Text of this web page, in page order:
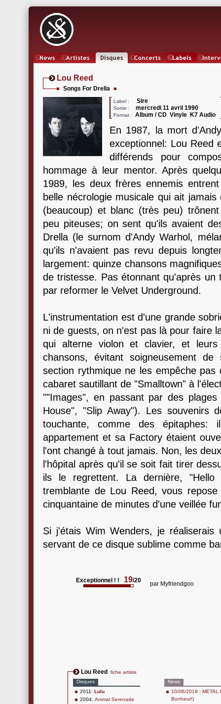
Lou Reed
Songs For Drella
Label : Sire
Sortie : mercredi 11 avril 1990
Format : Album / CD Vinyle K7 Audio
En 1987, la mort
exceptionnel: Lou Reed
différends pour
hommage à leur mentor. Après
1989, les deux frères ennemis
belle nécrologie musicale qui ait
(beaucoup) et blanc (très peu)
peu piteuses; on sent qu'ils avaient
Drella (le surnom d'Andy Warhol,
qu'ils n'avaient pas revu depuis
largement: quinze chansons
de tristesse. Pas étonnant qu'après un
par reformer le Velvet Underground.
L'instrumentation est d'une grande
ni de guests, on n'est pas là pour faire
qui alterne violon et clavier, et
chansons, évitant soigneusement
section rythmique ne les empêche
cabaret sautillant de "Smalltown" à
""Images", en passant par des
House", "Slip Away"). Les souvenirs
touchante, comme des
appartement et sa Factory étaient
l'ont changé à tout jamais. Non, les
l'hôpital après qu'il se soit fait tirer
ils le regrettent. La dernière,
tremblante de Lou Reed, vous
cinquantaine de minutes d'une veillée
Si j'étais Wim Wenders, je
servant de ce disque sublime comme
Exceptionnel ! ! 19/20 par Myfriendgoo
Lou Reed
fiche artiste
Disques
2011: Lulu
2004: Animal Serenade
News
10/06/2019 : METAL
Bonheur!)